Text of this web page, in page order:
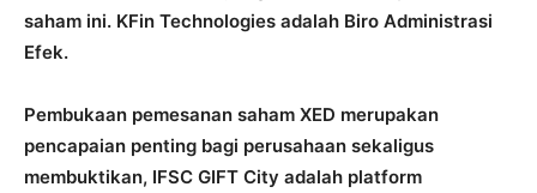
saham ini. KFin Technologies adalah Biro Administrasi
Efek.
Pembukaan pemesanan saham XED merupakan
pencapaian penting bagi perusahaan sekaligus
membuktikan, IFSC GIFT City adalah platform